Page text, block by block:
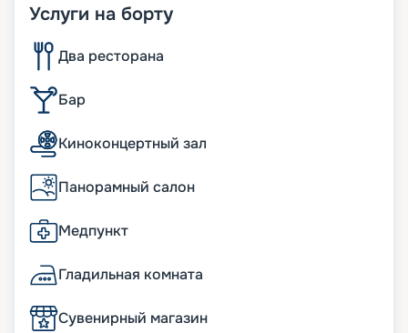
Услуги на борту
Два ресторана
Бар
Киноконцертный зал
Панорамный салон
Медпункт
Гладильная комната
Сувенирный магазин